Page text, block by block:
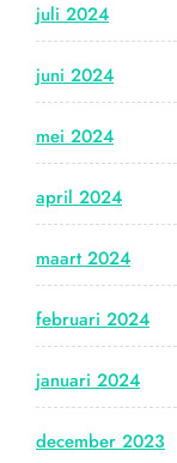
juli 2024
juni 2024
mei 2024
april 2024
maart 2024
februari 2024
januari 2024
december 2023